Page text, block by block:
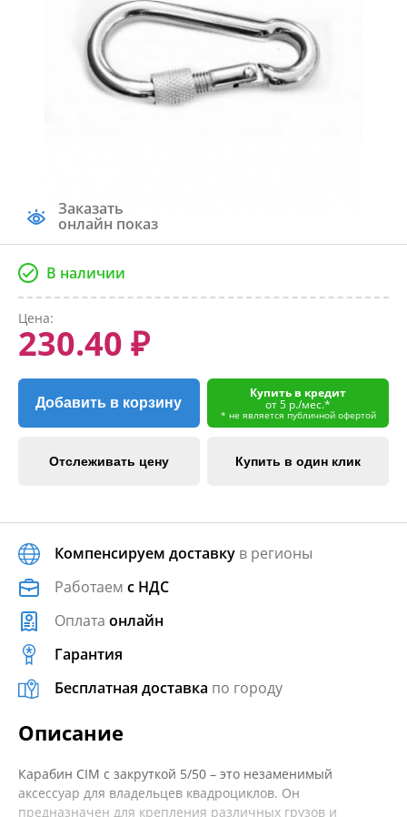
Заказать
онлайн показ
В наличии
Цена:
230.40 ₽
Добавить в корзину
Купить в кредит
от 5 р./мес.*
* не является публичной офертой
Отслеживать цену Купить в один клик
Компенсируем доставку в регионы
Работаем с НДС
Оплата онлайн
Гарантия
Бесплатная доставка по городу
Описание
Карабин CIM с закруткой 5/50 – это незаменимый
аксессуар для владельцев квадроциклов. Он
предназначен для крепления различных грузов и